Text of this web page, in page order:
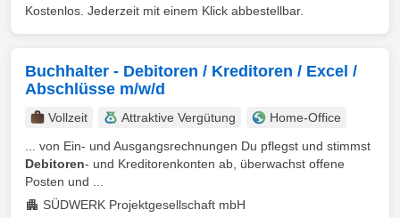
Kostenlos. Jederzeit mit einem Klick abbestellbar.
Buchhalter - Debitoren / Kreditoren / Excel /
Abschlüsse m/w/d
Vollzeit Attraktive Vergütung
Home-Office
... von Ein- und Ausgangsrechnungen Du pflegst und stimmst
Debitoren- und Kreditorenkonten ab, überwachst offene
Posten und ...
SÜDWERK Projektgesellschaft mbH